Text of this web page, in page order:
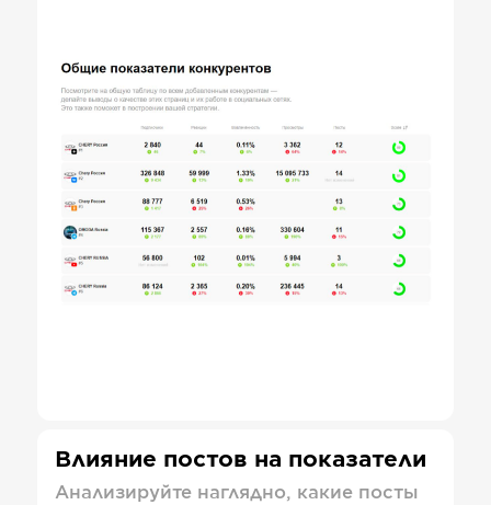
Влияние постов на показатели
Анализируйте наглядно, какие посты